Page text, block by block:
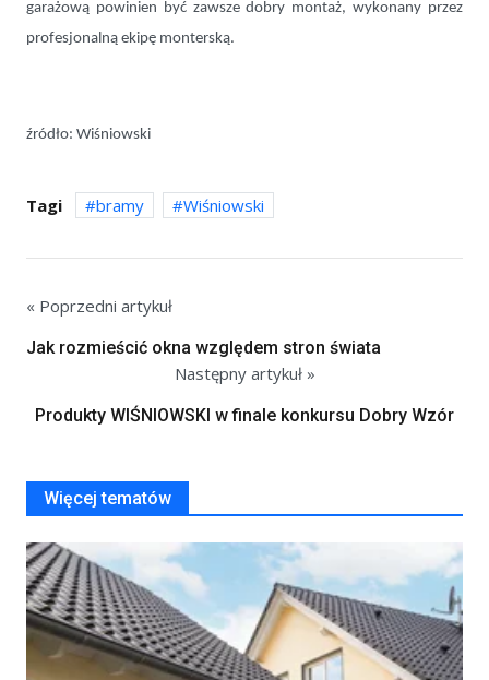
garażową powinien być zawsze dobry montaż, wykonany przez
profesjonalną ekipę monterską.
źródło: Wiśniowski
Tagi bramy Wiśniowski
« Poprzedni artykuł
Jak rozmieścić okna względem stron świata
Następny artykuł »
Produkty WIŚNIOWSKI w finale konkursu Dobry Wzór
Więcej tematów